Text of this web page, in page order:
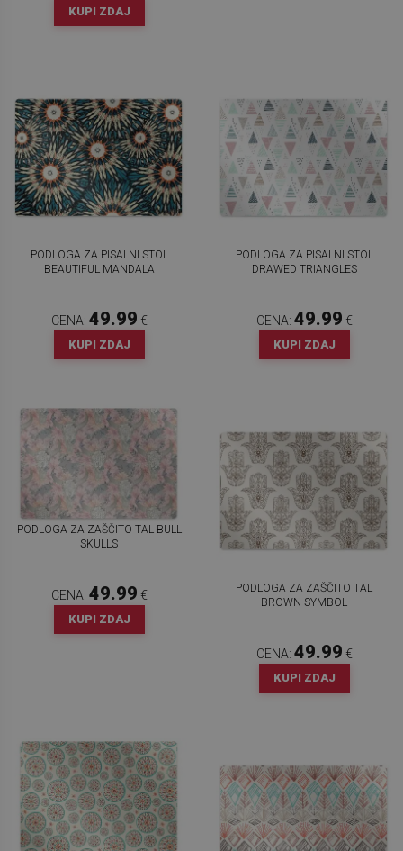
KUPI ZDAJ
PODLOGA ZA PISALNI STOL
BEAUTIFUL MANDALA
CENA: 49.99 €
KUPI ZDAJ
PODLOGA ZA PISALNI STOL
DRAWED TRIANGLES
CENA: 49.99 €
KUPI ZDAJ
PODLOGA ZA ZAŠČITO TAL BULL
SKULLS
CENA: 49.99 €
KUPI ZDAJ
PODLOGA ZA ZAŠČITO TAL
BROWN SYMBOL
CENA: 49.99 €
KUPI ZDAJ